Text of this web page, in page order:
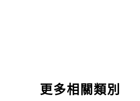
更多相關類別